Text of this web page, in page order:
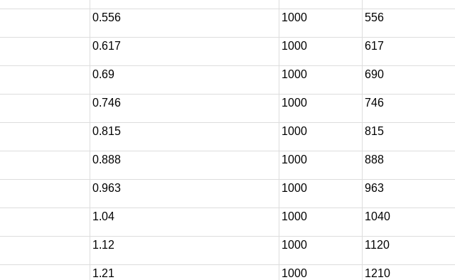
0.556 1000 556
0.617 1000 617
0.69 1000 690
0.746 1000 746
0.815 1000 815
0.888 1000 888
0.963 1000 963
1.04 1000 1040
1.12 1000 1120
1.21 1000 1210